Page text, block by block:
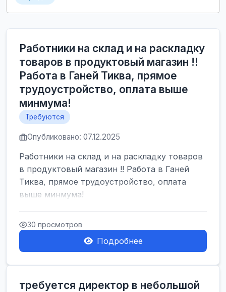
Работники на склад и на раскладку
товаров в продуктовый магазин !!
Работа в Ганей Тиква, прямое
трудоустройство, оплата выше
минмума!
Требуются
Опубликовано: 07.12.2025
Работники на склад и на раскладку товаров
в продуктовый магазин !! Работа в Ганей
Тиква, прямое трудоустройство, оплата
выше минмума!
30 просмотров
Подробнее
требуется директор в небольшой